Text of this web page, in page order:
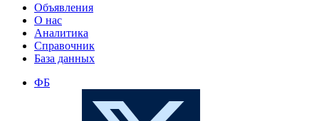
Объявления
О нас
Аналитика
Справочник
База данных
ФБ